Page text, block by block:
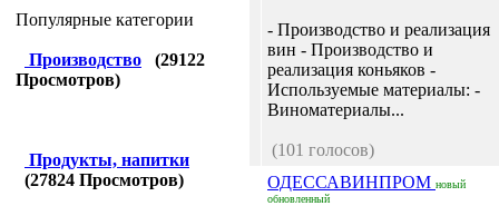
Популярные категории
Производство (29122
Просмотров)
Продукты, напитки
(27824 Просмотров)
- Производство и реализация
вин - Производство и
реализация коньяков -
Используемые материалы: -
Виноматериалы...
(101 голосов)
ОДЕССАВИНПРОМ новый
обновленный